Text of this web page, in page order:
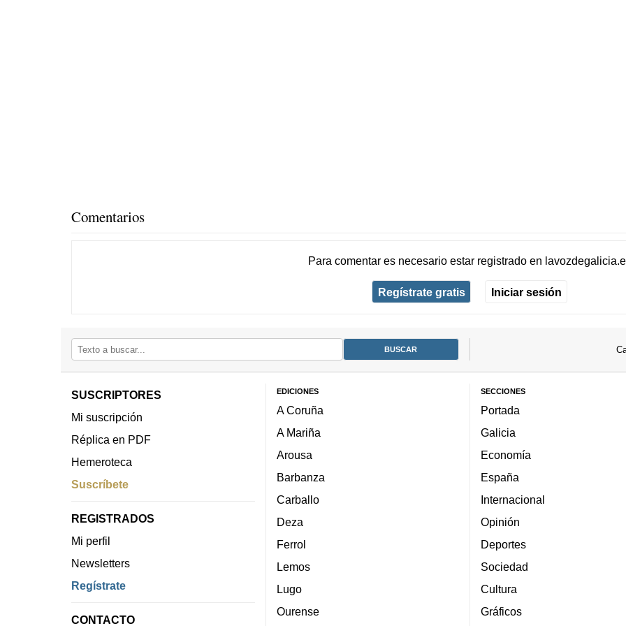
Comentarios
Para comentar es necesario estar registradoen
Regístrate gratis Iniciar sesión
SUSCRIPTORES
Mi suscripción
Réplica en PDF
Hemeroteca
Suscríbete
REGISTRADOS
Mi perfil
Newsletters
Regístrate
CONTACTO
EDICIONES
A Coruña
A Mariña
Arousa
Barbanza
Carballo
Deza
Ferrol
Lemos
Lugo
Ourense
SECCIONES
Portada
Galicia
Economía
España
Internacional
Opinión
Deportes
Sociedad
Cultura
Gráficos